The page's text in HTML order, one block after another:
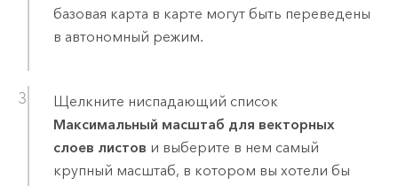
базовая карта в карте могут быть переведены
в автономный режим.
Щелкните ниспадающий список
Максимальный масштаб для векторных
слоев листов и выберите в нем самый
крупный масштаб, в котором вы хотели бы